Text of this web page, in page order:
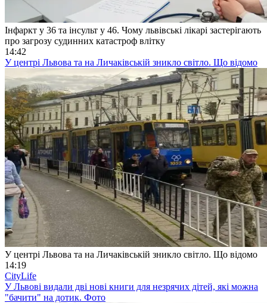
Інфаркт у 36 та інсульт у 46. Чому львівські лікарі застерігають
про загрозу судинних катастроф влітку
14:42
У центрі Львова та на Личаківській зникло світло. Що відомо
У центрі Львова та на Личаківській зникло світло. Що відомо
14:19
CityLife
У Львові видали дві нові книги для незрячих дітей, які можна
"бачити" на дотик. Фото